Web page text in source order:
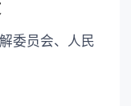
委员会、人民